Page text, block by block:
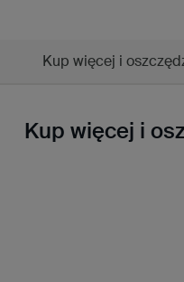
Kup więcej i
Kup więcej i